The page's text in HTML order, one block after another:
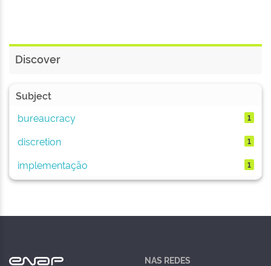
Discover
Subject
bureaucracy
1
discretion 1
implementação 1
NAS REDES